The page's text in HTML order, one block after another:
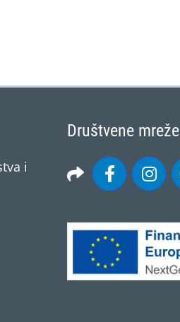
i
Društvene mreže